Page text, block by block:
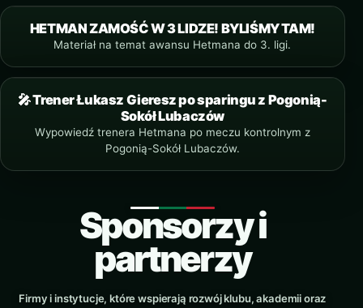
YOUTUBE
HETMAN ZAMOŚĆ W 3 LIDZE! BYLIŚMY TAM!
Materiał na temat awansu Hetmana do 3. ligi.
YOUTUBE SHORTS
🎤 Trener Łukasz Gieresz po sparingu z Pogonią-
Sokół Lubaczów
Wypowiedź trenera Hetmana po meczu kontrolnym z
Pogonią-Sokół Lubaczów.
Sponsorzy i
partnerzy
Firmy i instytucje, które wspierają rozwój klubu, akademii oraz